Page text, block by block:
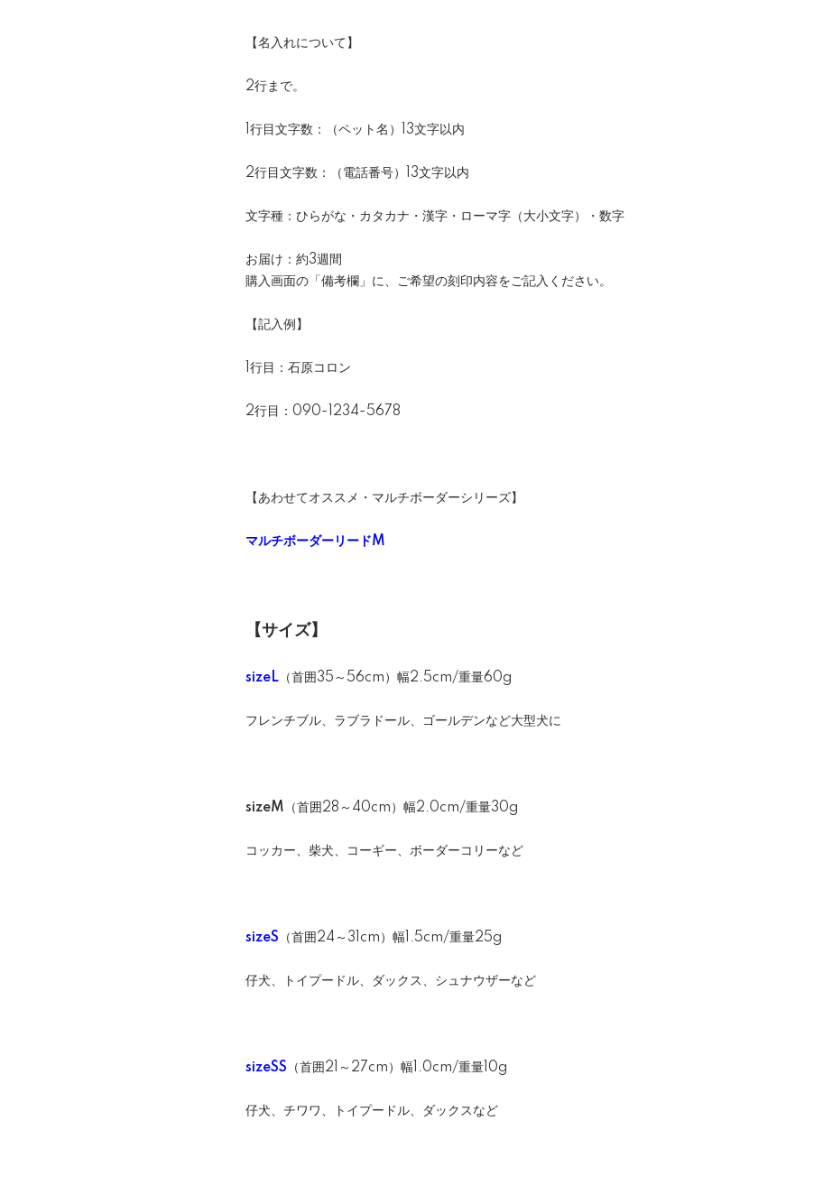
【名入れについて】
2行まで。
1行目文字数：（ペット名）13文字以内
2行目文字数：（電話番号）13文字以内
文字種：ひらがな・カタカナ・漢字・ローマ字（大小文字）・数字
お届け：約3週間
購入画面の「備考欄」に、ご希望の刻印内容をご記入ください。
【記入例】
1行目：石原コロン
2行目：090-1234-5678
【あわせてオススメ・マルチボーダーシリーズ】
マルチボーダーリードM
【サイズ】
sizeL （首囲35～56cm）幅2.5cm/重量60g
フレンチブル、ラブラドール、ゴールデンなど大型犬に
sizeM （首囲28～40cm）幅2.0cm/重量30g
コッカー、柴犬、コーギー、ボーダーコリーなど
sizeS （首囲24～31cm）幅1.5cm/重量25g
仔犬、トイプードル、ダックス、シュナウザーなど
sizeSS （首囲21～27cm）幅1.0cm/重量10g
仔犬、チワワ、トイプードル、ダックスなど